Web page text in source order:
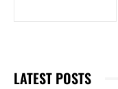
LATEST POSTS